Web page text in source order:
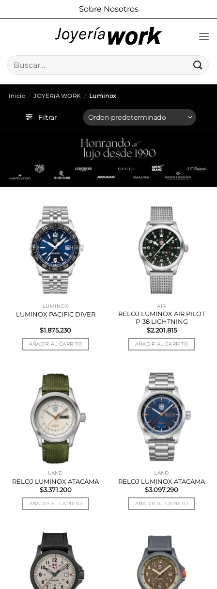
al
Sobre Nosotros
Buscar
por:
Inicio / JOYERíA WORK / Luminox
Filtrar
LUMINOX
LUMINOX PACIFIC DIVER
$1.875.230
AÑADIR AL CARRITO
AIR
RELOJ LUMINOX AIR PILOT
P-38 LIGHTNING
$2.201.815
AÑADIR AL CARRITO
LAND
RELOJ LUMINOX ATACAMA
$3.371.200
AÑADIR AL CARRITO
LAND
RELOJ LUMINOX ATACAMA
$3.097.290
AÑADIR AL CARRITO